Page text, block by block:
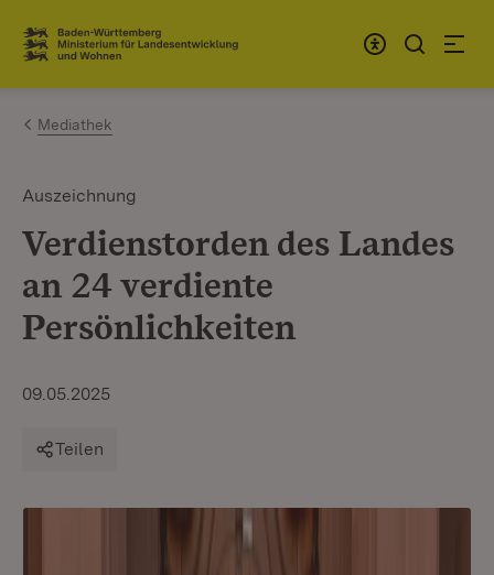
Zum Inhalt springen
Link zur Startseite
Mediathek
Auszeichnung
Verdienstorden des Landes
an 24 verdiente
Persönlichkeiten
09.05.2025
Teilen